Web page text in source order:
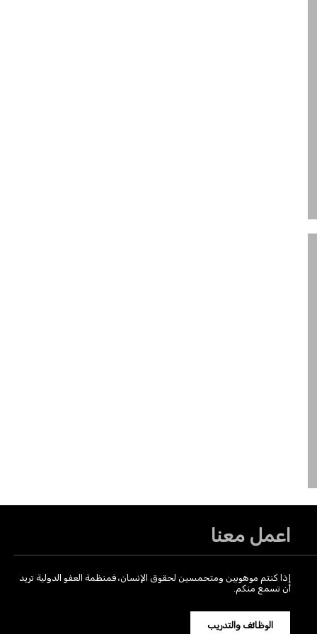
اعمل معنا
إذا كنتم موهوبين ومتحمسين لحقوق الإنسان، فمنظمة العفو الدولية تريد
أن تسمع منكم.
الوظائف والتدريب